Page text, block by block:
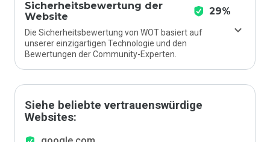
Sicherheitsbewertung der
Website
29%
Die Sicherheitsbewertung von WOT basiert auf
unserer einzigartigen Technologie und den
Bewertungen der Community-Experten.
Siehe beliebte vertrauenswürdige
Websites: